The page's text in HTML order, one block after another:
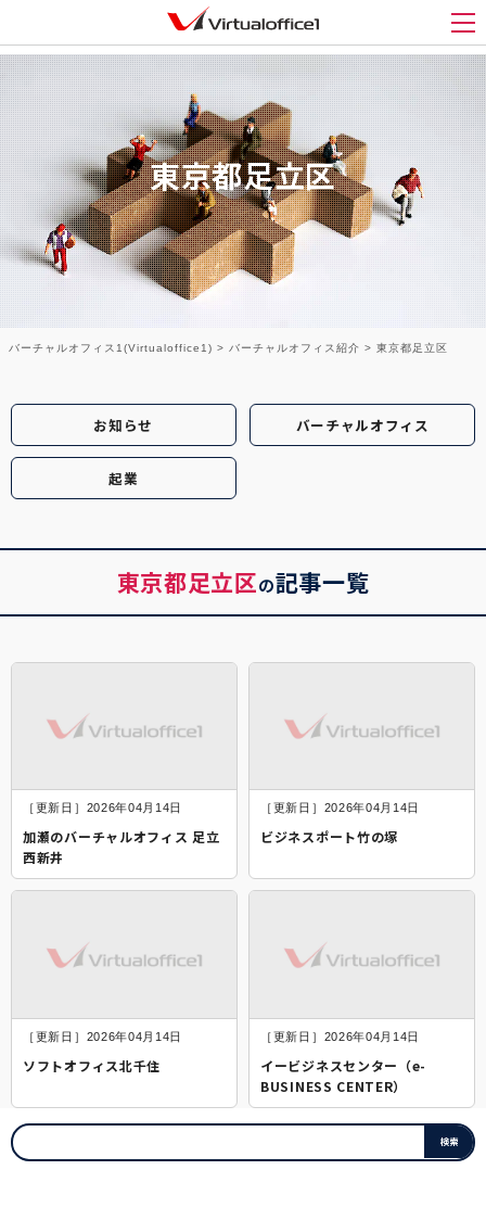
メ
東京都足立区
バーチャルオフィス1(Virtualoffice1) > バーチャルオフィス紹介 > 東京都足立区
お知らせ バーチャルオフィス
起業
東京都足立区の記事一覧
［更新日］2026年04月14日
加瀬のバーチャルオフィス 足立
西新井
［更新日］2026年04月14日
ビジネスポート竹の塚
［更新日］2026年04月14日
ソフトオフィス北千住
［更新日］2026年04月14日
イービジネスセンター（e-
BUSINESS CENTER）